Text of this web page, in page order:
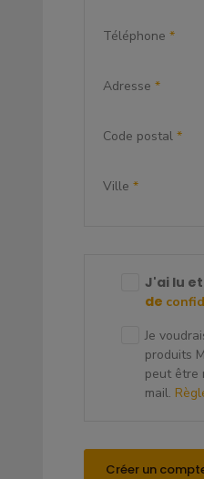
Téléphone *
Adresse *
Code postal *
Ville *
J'ai lu
de
Je
produits
peut être
mail.
Créer un